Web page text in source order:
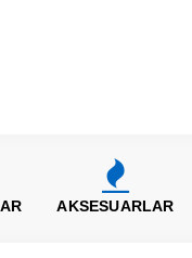
AKSESUARLAR